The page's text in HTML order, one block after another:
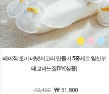
베이직 토끼 배냇저고리 만들기 5종세트 임산부
태교바느질DIY(심플)
42,400
31,800